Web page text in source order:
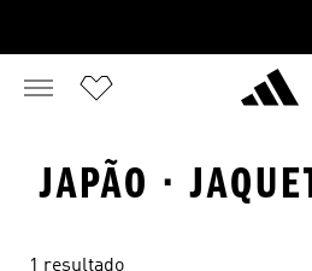
JAPÃO ·
1 resultado